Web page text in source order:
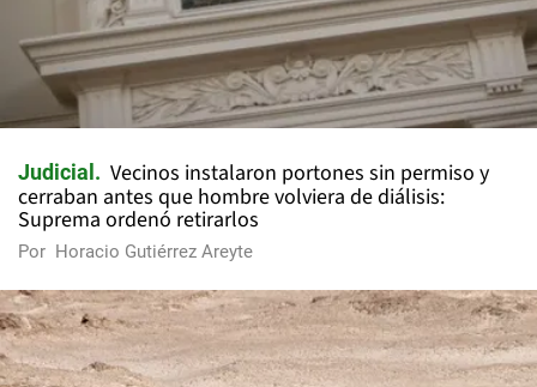
Judicial
Vecinos instalaron portones sin permiso y
cerraban antes que hombre volviera de diálisis:
Suprema ordenó retirarlos
Por Horacio Gutiérrez Areyte